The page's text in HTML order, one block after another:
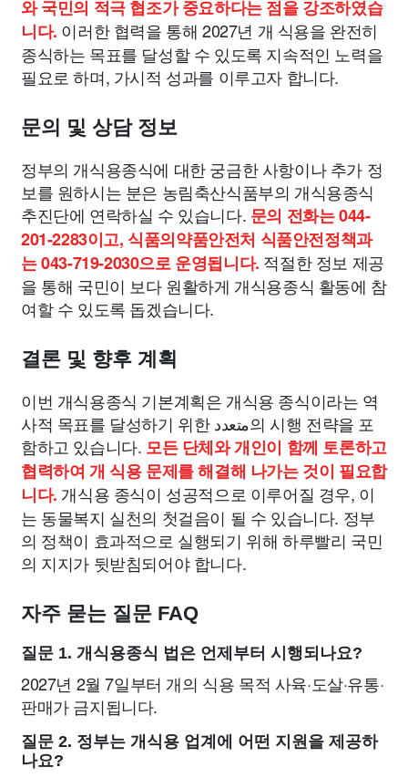
와 국민의 적극 협조가 중요하다는 점을 강조하였습
니다. 이러한 협력을 통해 2027년 개 식용을 완전히
종식하는 목표를 달성할 수 있도록 지속적인 노력을
필요로 하며, 가시적 성과를 이루고자 합니다.
문의 및 상담 정보
정부의 개식용종식에 대한 궁금한 사항이나 추가 정
보를 원하시는 분은 농림축산식품부의 개식용종식
추진단에 연락하실 수 있습니다. 문의 전화는 044-
201-2283이고, 식품의약품안전처 식품안전정책과
는 043-719-2030으로 운영됩니다. 적절한 정보 제공
을 통해 국민이 보다 원활하게 개식용종식 활동에 참
여할 수 있도록 돕겠습니다.
결론 및 향후 계획
이번 개식용종식 기본계획은 개식용 종식이라는 역
사적 목표를 달성하기 위한 متعدد의 시행 전략을 포
함하고 있습니다. 모든 단체와 개인이 함께 토론하고
협력하여 개 식용 문제를 해결해 나가는 것이 필요합
니다. 개식용 종식이 성공적으로 이루어질 경우, 이
는 동물복지 실천의 첫걸음이 될 수 있습니다. 정부
의 정책이 효과적으로 실행되기 위해 하루빨리 국민
의 지지가 뒷받침되어야 합니다.
자주 묻는 질문 FAQ
질문 1. 개식용종식 법은 언제부터 시행되나요?
2027년 2월 7일부터 개의 식용 목적 사육·도살·유통·
판매가 금지됩니다.
질문 2. 정부는 개식용 업계에 어떤 지원을 제공하
나요?